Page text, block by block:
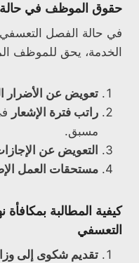
حقوق الموظف في
في حالة الفصل التعسفي،
الخدمة، يحق للموظف
تعويض عن الأضرار
راتب فترة الإشعار
مسبق.
التعويض عن
مستحقات العمل
كيفية المطالبة
التعسفي
تقديم شكوى إلى